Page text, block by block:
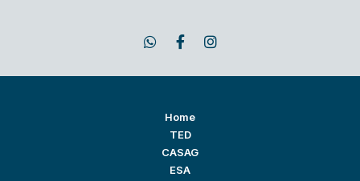
Home
TED
CASAG
ESA